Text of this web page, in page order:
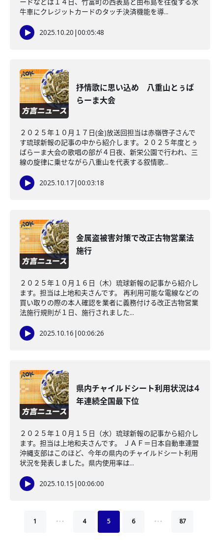
牛車にクレジットカードのタッチ決済機能を導...
2025.10.20 |00:05:48
抒情歌に思い込め 八重山とぅば
らーま大会
２０２５年１０月１７日(金)放送回担当は赤嶺啓子さんで
す琉球新報の記事の中から紹介します。２０２５年度とぅ
ばらーま大会の歌唱の部が４日夜、新栄公園で行われ、三
線の旋律に乗せながら八重山を代表する叙情歌...
2025.10.17|00:03:18
金属盗被害対策で改正古物営業法
施行
２０２５年１０月１６日（木）琉球新報の記事から紹介し
ます。担当は上地和夫さんです。 再利用可能な電線などの
買い取りの際の本人確認を業者に義務付ける改正古物営業
法施行規則が１日、施行されました...
2025.10.16 |00:06:26
県内チャイルドシート利用状況は4
年連続全国最下位
２０２５年１０月１５日（水）琉球新報の記事から紹介し
ます。担当は上地和夫さんです。 ＪＡＦ＝日本自動車連盟
沖縄支部はこのほど、今年の県内のチャイルドシート利用
状況を発表しました。県内使用率は...
2025.10.15 |00:06:00
1 … 4 5 6 … 87